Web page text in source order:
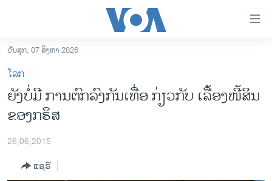
ເຂົ້າ
ຫາ
ຂ້າມ
ຂ້າມ
ຂ້າມ
ຫາ
ລາວ
ອາເມຣິກາ
ຂ່າວ​ຈີນ
ໂລກ
ວັນສຸກ, 07 ສິງຫາ 2026
ໂລກ
ຍັງບໍ່ມີ ການຕົກລົງກັນເທື່ອ ກ່ຽວກັບ ເລື້ອງໜີ້ສິນ
ຂອງກຣິສ
26,06,2015
ແຊຣ໌